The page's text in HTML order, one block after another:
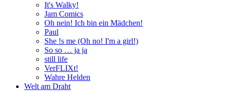
It's Walky!
Jam Comics
Oh nein! Ich bin ein Mädchen!
Paul
She !s me (Oh no! I'm a girl!)
So so … ja ja
still life
VerFLIXt!
Wahre Helden
Welt am Draht